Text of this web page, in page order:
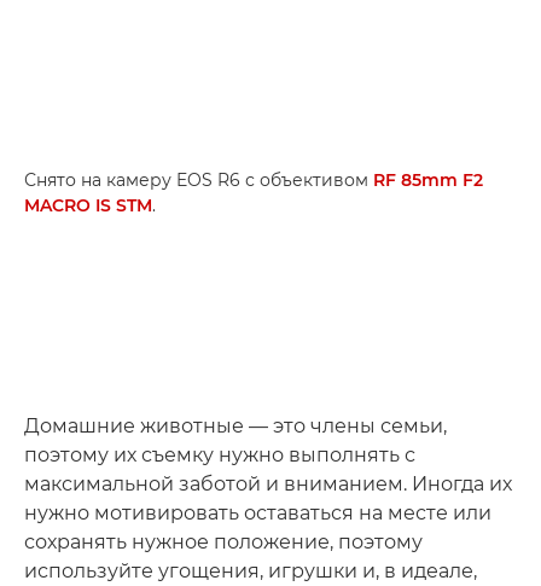
Снято на камеру EOS R6 с объективом RF 85mm F2
MACRO IS STM.
Домашние животные — это члены семьи,
поэтому их съемку нужно выполнять с
максимальной заботой и вниманием. Иногда их
нужно мотивировать оставаться на месте или
сохранять нужное положение, поэтому
используйте угощения, игрушки и, в идеале,